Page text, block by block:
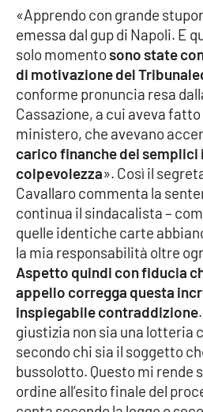
Lacitymag.it
Lacapitalenews.it
Ilreggino.it
Cosenzachannel.it
Ilvibonese.it
Catanzarochannel.it
APP
Android
Apple
«Apprendo con grande
emessa dal gup di Napoli. E
solo momentosono state
di motivazione del
conforme pronuncia resa
Cassazione, a cui aveva
ministero, che avevano
carico finanche dei semplici
colpevolezza». Così il
Cavallaro commenta la
continua il sindacalista –
quelle identiche carte
la mia responsabilità oltre
Aspetto quindi con fiducia
appello corregga questa
inspiegabile contraddizione
giustizia non sia una lotteria
secondo chi sia il soggetto
bussolotto. Questo mi rende
ordine all’esito finale del